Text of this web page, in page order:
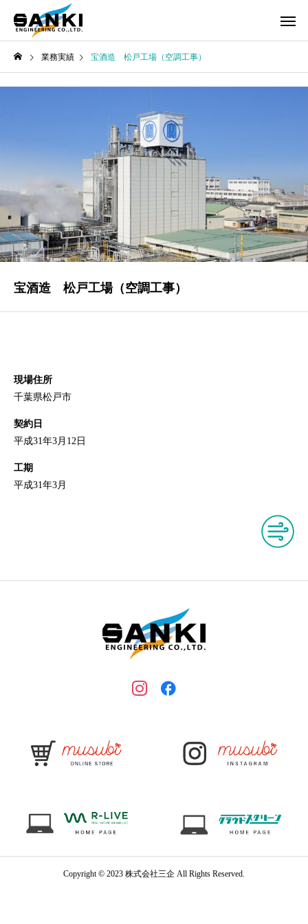
業務実績 宝酒造 松戸工場（空調工事）
宝酒造 松戸工場（空調工事）
現場住所
千葉県松戸市
契約日
平成31年3月12日
工期
平成31年3月
Copyright © 2023 株式会社三企 All Rights Reserved.